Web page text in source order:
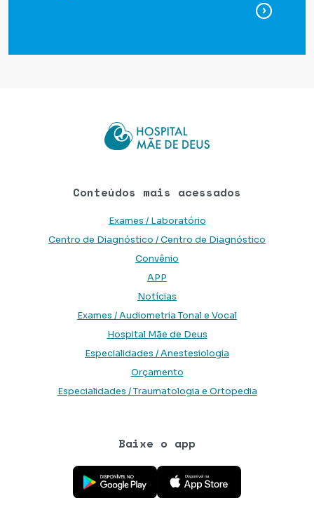
para
Conteúdos mais acessados
Exames / Laboratório
Centro de Diagnóstico / Centro de Diagnóstico
Convênio
APP
Notícias
Exames / Audiometria Tonal e Vocal
Hospital Mãe de Deus
Especialidades / Anestesiologia
Orçamento
Especialidades / Traumatologia e Ortopedia
Baixe o app
Baixe o aplicativo na Google Play Store
Baixe o aplicativo na App Store